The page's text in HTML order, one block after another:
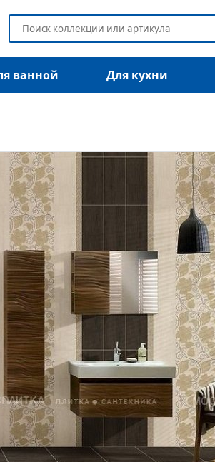
ванной Для кухни